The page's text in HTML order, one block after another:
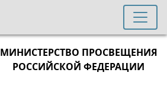
МИНИСТЕРСТВО ПРОСВЕЩЕНИЯ
РОССИЙСКОЙ ФЕДЕРАЦИИ